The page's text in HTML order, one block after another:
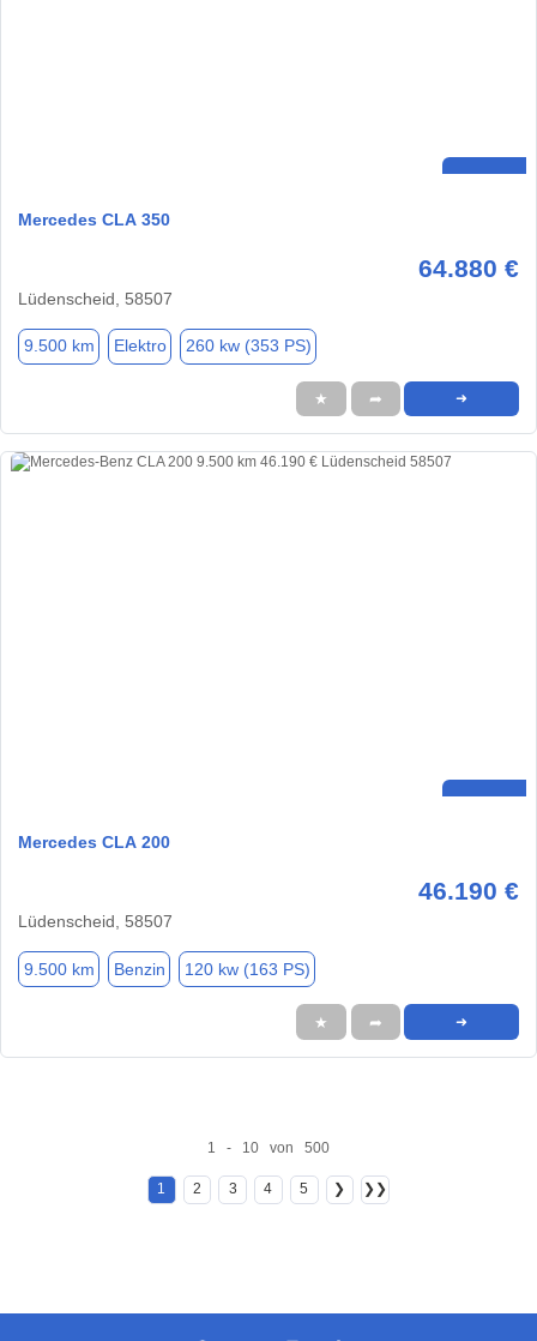
Mercedes CLA 350
64.880 €
Lüdenscheid, 58507
9.500 km Elektro 260 kw (353 PS)
★ ➦ ➜
Mercedes CLA 200
46.190 €
Lüdenscheid, 58507
9.500 km Benzin 120 kw (163 PS)
★ ➦ ➜
1 - 10 von 500
1 2 3 4 5 ❯ ❯❯